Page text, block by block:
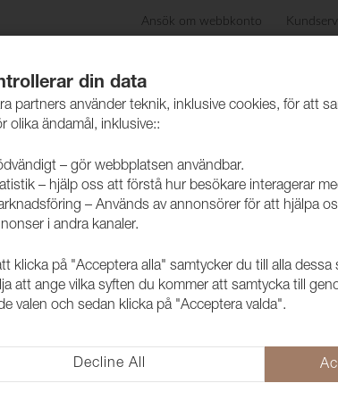
Ansök om webbkonto
Produkter Skötselråd
Tyg
1030723
Slottsfjord är ett
användbar i alla
din data
partners använder teknik, inklusive cookies, för att
olika ändamål, inklusive::
– gör webbplatsen användbar.
– hjälp oss att förstå hur besökare interagerar
– Används av annonsörer för att hjälpa
i andra kanaler.
klicka på "Acceptera alla" samtycker du till alla dessa
att ange vilka syften du kommer att samtycka till
valen och sedan klicka på "Acceptera valda".
Decline All